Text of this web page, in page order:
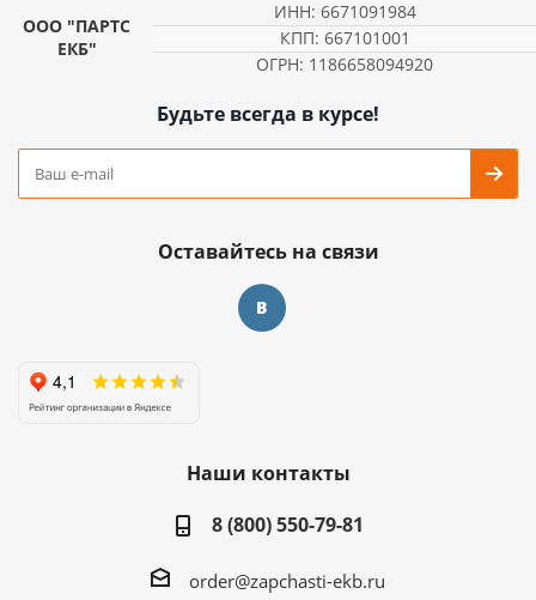
ООО "ПАРТС
ЕКБ"
ИНН: 6671091984
КПП: 667101001
ОГРН: 1186658094920
Будьте всегда в курсе!
Оставайтесь на связи
Наши контакты
8 (800) 550-79-81
order@zapchasti-ekb.ru